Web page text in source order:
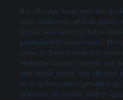
Mor elbiseye hangi renk takı
kolye renklerinin altın ve
Ayrıca, taşlı ışıltılı bir kolye
görünüm elde edebilirsiniz. Mor
çekici bir hava katmak için
renklerde taşlı bir kolyenin çok
hatırlatmak isteriz. Mor elbiseye
en iyi giden renkler genellikle gri,
tonlarıdır. Bu renkler, zarif ve